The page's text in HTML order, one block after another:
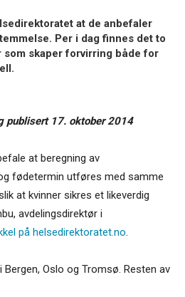
at de anbefaler
Per i dag finnes det to
skaper forvirring både for
publisert 17. oktober 2014
at beregning av
fødetermin utføres med samme
at kvinner sikres et likeverdig
avdelingsdirektør i
på helsedirektoratet.no.
Bergen, Oslo og Tromsø. Resten av